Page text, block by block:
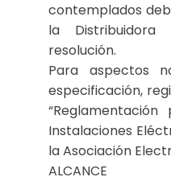
contemplados
la
resolución.
Para aspectos
especificación,
Instalaciones
la Asociación
ALCANCE